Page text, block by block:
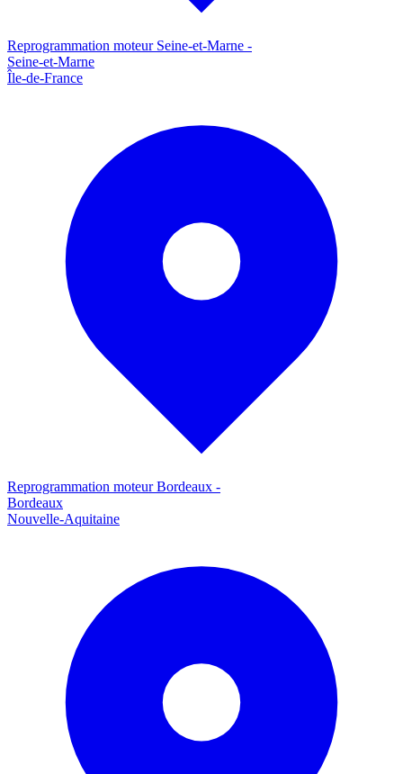
Reprogrammation moteur Seine-et-Marne -
Seine-et-Marne
Île-de-France
Reprogrammation moteurBordeaux -
Bordeaux
Nouvelle-Aquitaine